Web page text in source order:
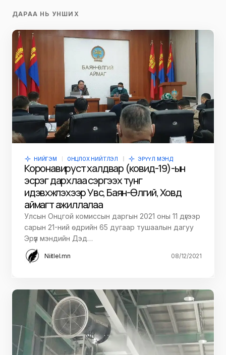
ДАРАА НЬ УНШИХ
НИЙГЭМ ОНЦЛОХ НИЙТЛЭЛ ЭРҮҮЛ МЭНД
Коронавируст халдвар (ковид-19)-ын
эсрэг дархлаа сэргээх тунг
идэвхжүүлэхээр Увс, Баян-Өлгий, Ховд
аймагт ажиллалаа
Улсын Онцгой комиссын даргын 2021 оны 11 дүгээр
сарын 21-ний өдрийн 65 дугаар тушаалын дагуу
Эрүүл мэндийн Дэд…
Niitlel.mn 08/12/2021